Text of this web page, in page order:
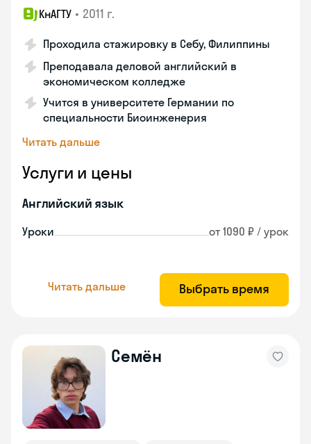
КнАГТУ • 2011 г.
Проходила стажировку в Себу, Филиппины
Преподавала деловой английский в
экономическом колледже
Учится в университете Германии по
специальности Биоинженерия
Читать дальше
Услуги и цены
Английский язык
Уроки от 1090 ₽ / урок
Читать дальше Выбрать время
Семён